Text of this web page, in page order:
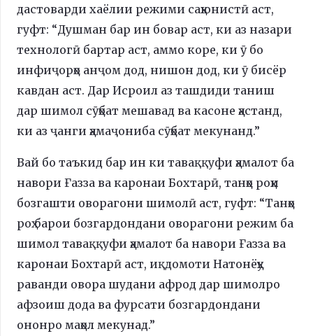
дастоварди хаёлии режими саҳюнистӣ аст,
гуфт: “Душман бар ин бовар аст, ки аз назари
технологӣ бартар аст, аммо коре, ки ӯ бо
инфиҷорҳо анҷом дод, нишон дод, ки ӯ бисёр
кавдан аст. Дар Исроил аз ташдиди таниш
дар шимол сӯҳбат мешавад ва касоне ҳастанд,
ки аз ҷанги ҳамаҷониба сӯҳбат мекунанд.”
Вай бо таъкид бар ин ки таваққуфи ҳамалот ба
навори Ғазза ва каронаи Бохтарӣ, танҳо роҳи
бозгашти оворагони шимолӣ аст, гуфт: “Танҳо
роҳ барои бозгардондани оворагони режим ба
шимол таваққуфи ҳамалот ба навори Ғазза ва
каронаи Бохтарӣ аст, иқдомоти Натонёҳу
раванди овора шудани афрод дар шимолро
афзоиш дода ва фурсати бозгардондани
ононро маҳол мекунад.”